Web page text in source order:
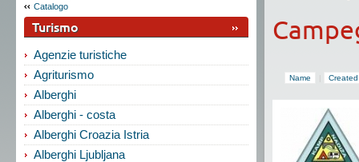
Catalogo
Turismo
Agenzie turistiche
Agriturismo
Alberghi
Alberghi - costa
Alberghi Croazia Istria
Alberghi Ljubljana
Name Created